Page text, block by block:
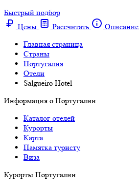
Быстрый подбор
Цены
Рассчитать Описание
Главная страница
Cтраны
Португалия
Отели
Salgueiro Hotel
Информация о Португалии
Каталог отелей
Курорты
Карта
Памятка туристу
Виза
Курорты Португалии